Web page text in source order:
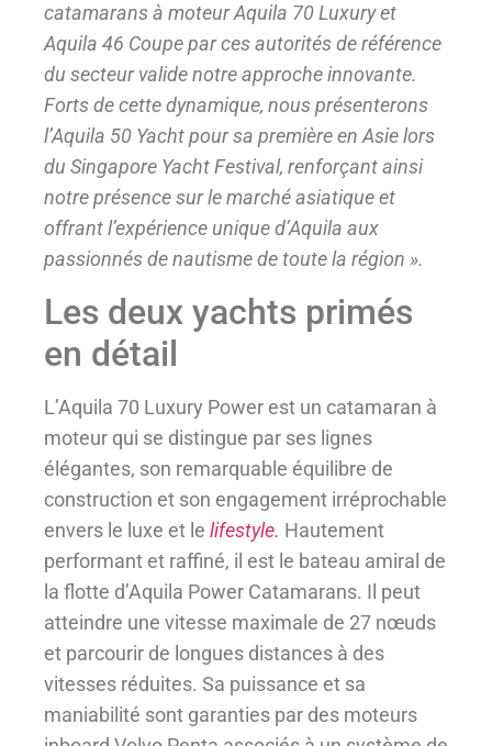
catamarans à moteur Aquila 70 Luxury et
Aquila 46 Coupe par ces autorités de référence
du secteur valide notre approche innovante.
Forts de cette dynamique, nous présenterons
l’Aquila 50 Yacht pour sa première en Asie lors
du Singapore Yacht Festival, renforçant ainsi
notre présence sur le marché asiatique et
offrant l’expérience unique d’Aquila aux
passionnés de nautisme de toute la région ».
Les deux yachts primés
en détail
L’Aquila 70 Luxury Power est un catamaran à
moteur qui se distingue par ses lignes
élégantes, son remarquable équilibre de
construction et son engagement irréprochable
envers le luxe et le lifestyle. Hautement
performant et raffiné, il est le bateau amiral de
la flotte d’Aquila Power Catamarans. Il peut
atteindre une vitesse maximale de 27 nœuds
et parcourir de longues distances à des
vitesses réduites. Sa puissance et sa
maniabilité sont garanties par des moteurs